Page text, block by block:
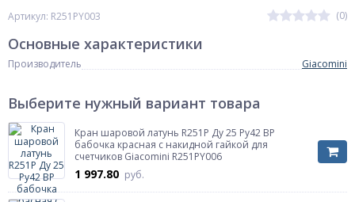
Артикул: R251PY003 (0)
Основные характеристики
Производитель Giacomini
Выберите нужный вариант товара
Кран шаровой латунь R251P Ду 25 Ру42 ВР
бабочка красная с накидной гайкой для
счетчиков Giacomini R251PY006
1 997.80 руб.